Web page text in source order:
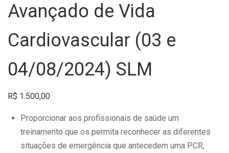
Avançado de Vida
Cardiovascular (03 e
04/08/2024) SLM
R$ 1.500,00
Proporcionar aos profissionais de saúde um
treinamento que os permita reconhecer as diferentes
situações de emergência que antecedem uma PCR,